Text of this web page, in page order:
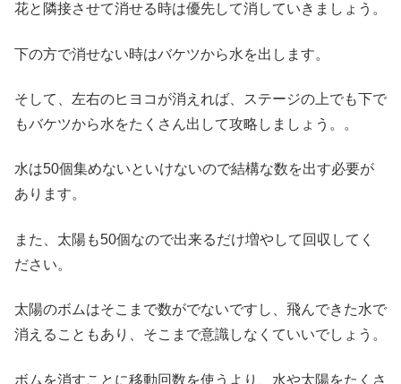
花と隣接させて消せる時は優先して消していきましょう。
下の方で消せない時はバケツから水を出します。
そして、左右のヒヨコが消えれば、ステージの上でも下で
もバケツから水をたくさん出して攻略しましょう。。
水は50個集めないといけないので結構な数を出す必要が
あります。
また、太陽も50個なので出来るだけ増やして回収してく
ださい。
太陽のボムはそこまで数がでないですし、飛んできた水で
消えることもあり、そこまで意識しなくていいでしょう。
ボムを消すことに移動回数を使うより、水や太陽をたくさ